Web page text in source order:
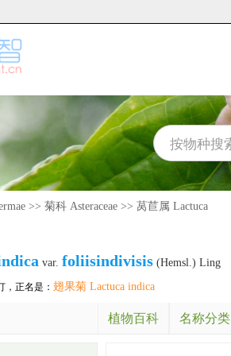
>> 菊科 Asteraceae >> 莴苣属 Lactuca
var. foliisindivisis (Hemsl.) Ling
，正名是： 翅果菊 Lactuca indica
植物百科 名称分类